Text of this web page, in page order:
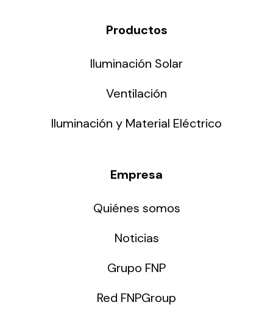
Productos
Iluminación Solar
Ventilación
Iluminación y Material Eléctrico
Empresa
Quiénes somos
Noticias
Grupo FNP
Red FNPGroup